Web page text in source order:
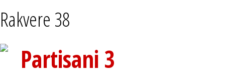
Rakvere 38
Partisani 3